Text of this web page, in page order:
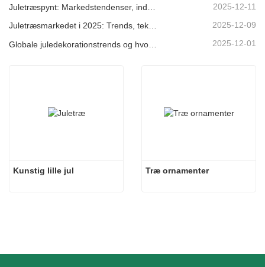
2025-12-11
Juletræsmarkedet i 2025: Trends, teknologier og indkøbsguide til B2B-købere 2025-12-09
2025-12-01
Kunstig lille jul Træ ornamenter